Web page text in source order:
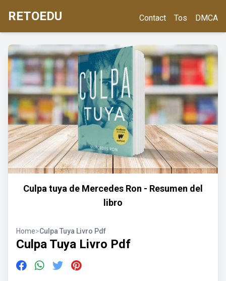
RETOEDU Contact Tos DMCA
Culpa tuya de Mercedes Ron - Resumen del
libro
Home>Culpa Tuya Livro Pdf
Culpa Tuya Livro Pdf